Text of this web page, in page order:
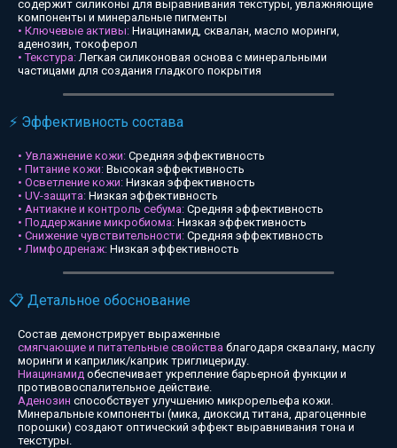
содержит силиконы для выравнивания текстуры, увлажняющие
компоненты и минеральные пигменты
• Ключевые активы: Ниацинамид, сквалан, масло моринги,
аденозин, токоферол
• Текстура:Легкая силиконовая основа с минеральными
частицами для создания гладкого покрытия
⚡ Эффективность состава
• Увлажнение кожи: Средняя эффективность
• Питание кожи: Высокая эффективность
• Осветление кожи: Низкая эффективность
• UV-защита: Низкая эффективность
• Антиакне и контроль себума: Средняя эффективность
• Поддержание микробиома: Низкая эффективность
• Снижение чувствительности: Средняя эффективность
• Лимфодренаж: Низкая эффективность
📋 Детальное обоснование
Состав демонстрирует выраженные
смягчающие и питательные свойства благодаря сквалану, маслу
моринги и каприлик/каприк триглицериду.
Ниацинамид обеспечивает укрепление барьерной функции и
противовоспалительное действие.
Аденозин способствует улучшению микрорельефа кожи.
Минеральные компоненты (мика, диоксид титана, драгоценные
порошки) создают оптический эффект выравнивания тона и
текстуры.